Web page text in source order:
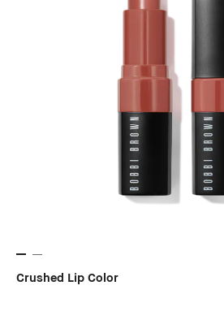
Crushed Lip Color